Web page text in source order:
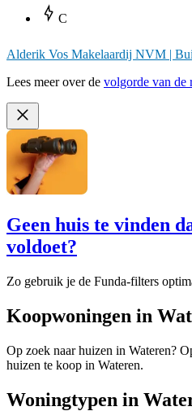
C
Alderik Vos Makelaardij NVM |
Lees meer over de volgorde van de
Geen huis te vinden
voldoet?
Zo gebruik je de Funda-filters
Koopwoningen in
Op zoek naar huizen in Wateren?
huizen te koop in Wateren.
Woningtypen in